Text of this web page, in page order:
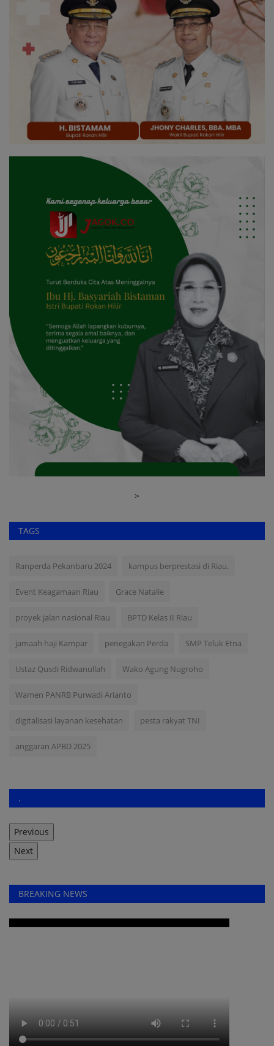
>
TAGS
Ranperda Pekanbaru 2024 kampus berprestasi di Riau.
Event Keagamaan Riau Grace Natalie
proyek jalan nasional Riau BPTD Kelas II Riau
jamaah haji Kampar penegakan Perda SMP Teluk Etna
Ustaz Qusdi Ridwanullah Wako Agung Nugroho
Wamen PANRB Purwadi Arianto
digitalisasi layanan kesehatan pesta rakyat TNI
anggaran APBD 2025
.
Previous
Next
BREAKING NEWS